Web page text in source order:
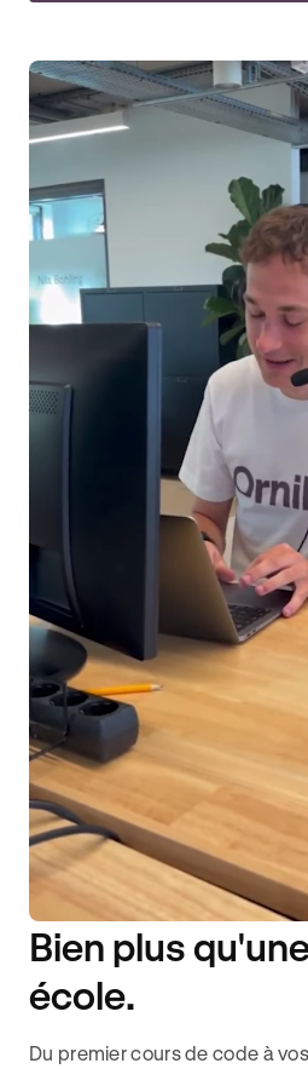
DISPONIBILITÉ 6J/7
Bien plus
école.
Du premier cours de code à